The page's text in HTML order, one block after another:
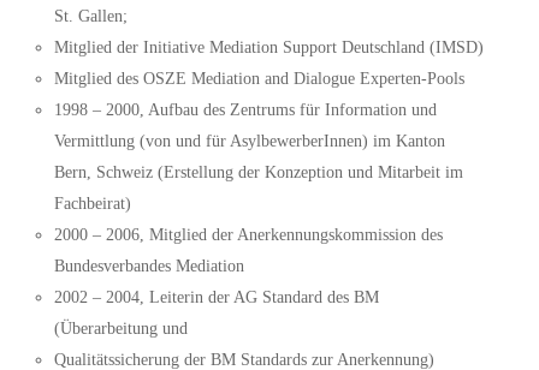
St. Gallen;
Mitglied der Initiative Mediation Support Deutschland (IMSD)
Mitglied des OSZE Mediation and Dialogue Experten-Pools
1998 – 2000, Aufbau des Zentrums für Information und
Vermittlung (von und für AsylbewerberInnen) im Kanton
Bern, Schweiz (Erstellung der Konzeption und Mitarbeit im
Fachbeirat)
2000 – 2006, Mitglied der Anerkennungskommission des
Bundesverbandes Mediation
2002 – 2004, Leiterin der AG Standard des BM
(Überarbeitung und
Qualitätssicherung der BM Standards zur Anerkennung)